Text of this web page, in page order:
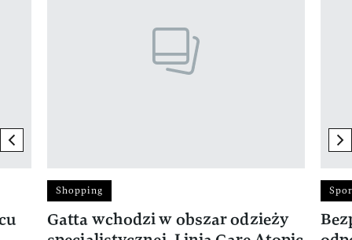
previous element
Shopping
Gatta wchodzi w obszar odzieży